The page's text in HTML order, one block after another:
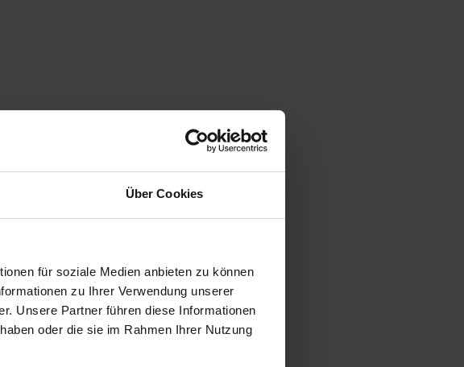
Über Cookies
für soziale Medien anbieten zu können
zu Ihrer Verwendung unserer
Unsere Partner führen diese Informationen
oder die sie im Rahmen Ihrer Nutzung